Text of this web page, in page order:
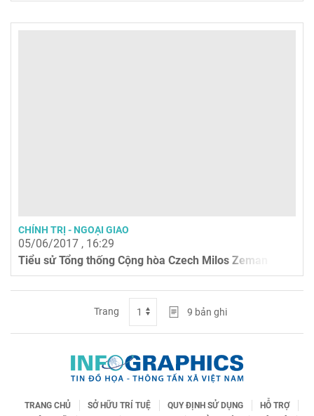
CHÍNH TRỊ - NGOẠI GIAO
05/06/2017 , 16:29
Tiểu sử Tổng thống Cộng hòa Czech Milos Zeman
Trang 9 bản ghi
TRANG CHỦ SỞ HỮU TRÍ TUỆ QUY ĐỊNH SỬ DỤNG HỖ TRỢ